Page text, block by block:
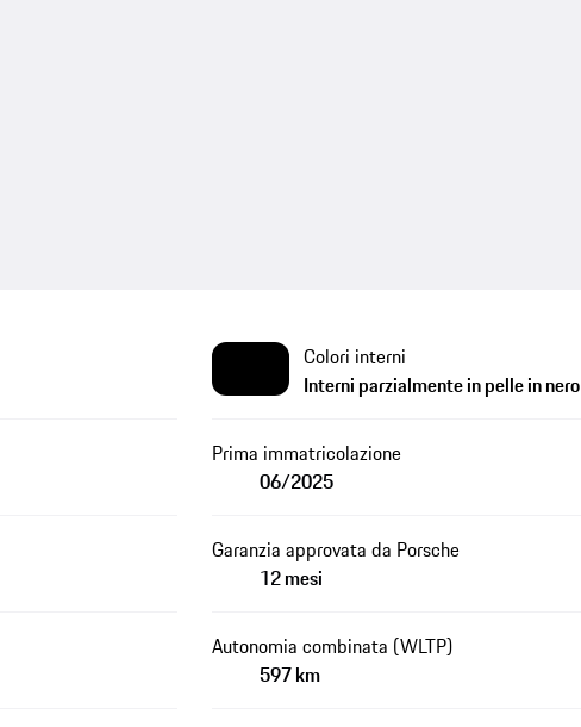
Colori interni
Interni parzialmente in pelle in nero
Prima immatricolazione
06/2025
Garanzia approvata da Porsche
12 mesi
Autonomia combinata (WLTP)
597 km